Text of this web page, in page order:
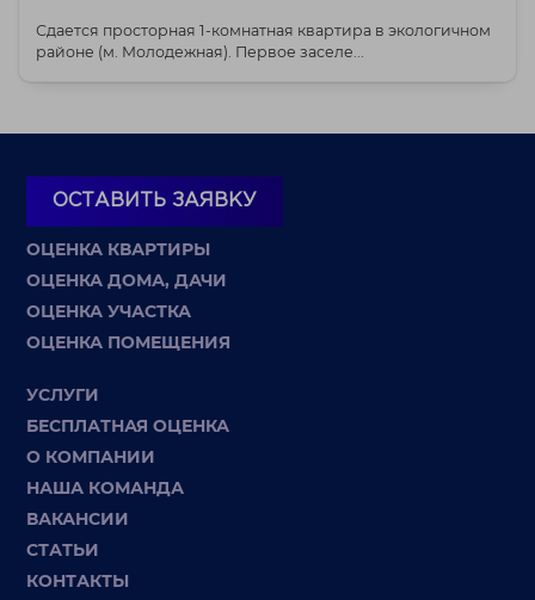
Сдается просторная 1-комнатная квартира в экологичном
районе (м. Молодежная). Первое заселе...
ОСТАВИТЬ ЗАЯВКУ
ОЦЕНКА КВАРТИРЫ
ОЦЕНКА ДОМА, ДАЧИ
ОЦЕНКА УЧАСТКА
ОЦЕНКА ПОМЕЩЕНИЯ
УСЛУГИ
БЕСПЛАТНАЯ ОЦЕНКА
О КОМПАНИИ
НАША КОМАНДА
ВАКАНСИИ
СТАТЬИ
КОНТАКТЫ